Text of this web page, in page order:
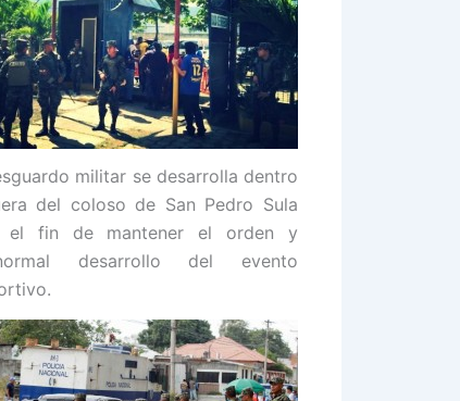
militar se desarrolla dentro
del coloso de San Pedro Sula
el fin de mantener el orden y
desarrollo del evento